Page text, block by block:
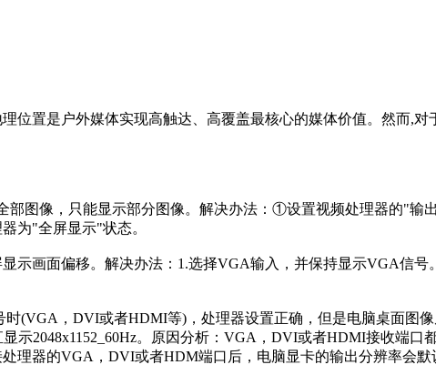
置是户外媒体实现高触达、高覆盖最核心的媒体价值。然而,对
图像，只能显示部分图像。解决办法：①设置视频处理器的"输
为"全屏显示"状态。
画面偏移。解决办法：1.选择VGA输入，并保持显示VGA信号
，DVI或者HDMI等)，处理器设置正确，但是电脑桌面图像
示2048x1152_60Hz。原因分析：VGA，DVI或者HDMI接收端口
理器的VGA，DVI或者HDM端口后，电脑显卡的输出分辨率会